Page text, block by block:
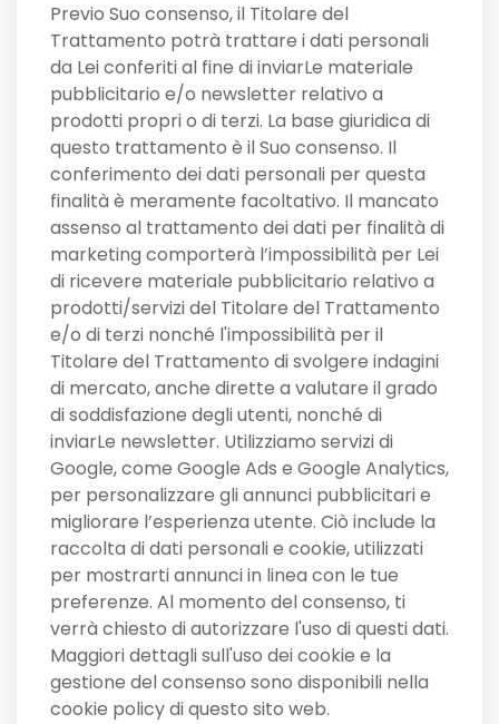
Previo Suo consenso, il Titolare del
Trattamento potrà trattare i dati personali
da Lei conferiti al fine di inviarLe materiale
pubblicitario e/o newsletter relativo a
prodotti propri o di terzi. La base giuridica di
questo trattamento è il Suo consenso. Il
conferimento dei dati personali per questa
finalità è meramente facoltativo. Il mancato
assenso al trattamento dei dati per finalità di
marketing comporterà l’impossibilità per Lei
di ricevere materiale pubblicitario relativo a
prodotti/servizi del Titolare del Trattamento
e/o di terzi nonché l'impossibilità per il
Titolare del Trattamento di svolgere indagini
di mercato, anche dirette a valutare il grado
di soddisfazione degli utenti, nonché di
inviarLe newsletter. Utilizziamo servizi di
Google, come Google Ads e Google Analytics,
per personalizzare gli annunci pubblicitari e
migliorare l’esperienza utente. Ciò include la
raccolta di dati personali e cookie, utilizzati
per mostrarti annunci in linea con le tue
preferenze. Al momento del consenso, ti
verrà chiesto di autorizzare l'uso di questi dati.
Maggiori dettagli sull'uso dei cookie e la
gestione del consenso sono disponibili nella
cookie policy di questo sito web.